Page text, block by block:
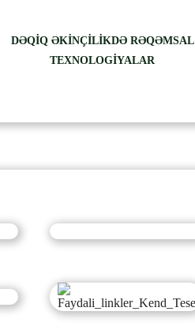
DƏQİQ ƏKİNÇİLİKDƏ RƏQƏMSAL
TEXNOLOGİYALAR